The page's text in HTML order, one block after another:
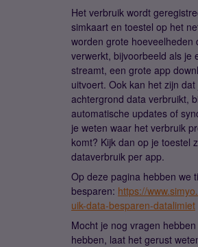
Het verbruik wordt
simkaart en toestel op het
worden grote hoeveelheden
verwerkt, bijvoorbeeld als je
streamt, een grote app
uitvoert. Ook kan het zijn
achtergrond data verbruikt,
automatische updates of
je weten waar het verbruik
komt? Kijk dan op je toestel
dataverbruik per app.
Op deze pagina hebben we
besparen: https://
uik-data-besparen-datalimiet
Mocht je nog vragen
hebben, laat het gerust